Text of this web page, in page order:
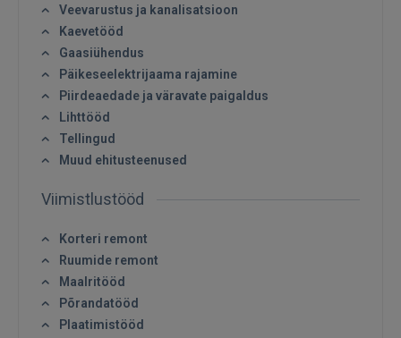
Veevarustus ja kanalisatsioon
Kaevetööd
Gaasiühendus
Päikeseelektrijaama rajamine
Piirdeaedade ja väravate paigaldus
Lihttööd
Tellingud
Muud ehitusteenused
Viimistlustööd
Korteri remont
Ruumide remont
Maalritööd
Põrandatööd
Plaatimistööd